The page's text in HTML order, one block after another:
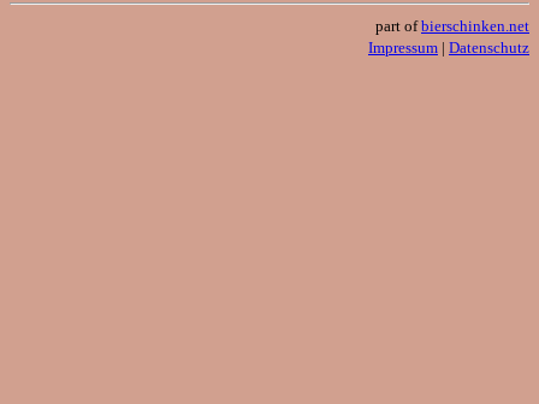
part ofbierschinken.net
Impressum | Datenschutz